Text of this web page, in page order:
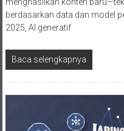
berdasarkan data dan model
2025, AI generatif
Baca selengkapnya